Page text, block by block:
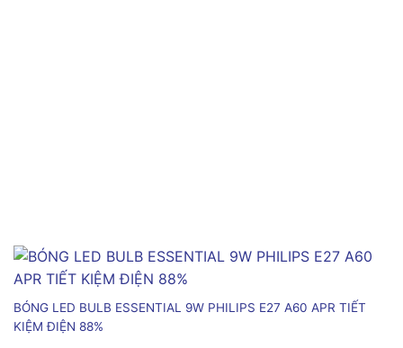
BÓNG LED BULB ESSENTIAL 9W PHILIPS E27 A60 APR TIẾT
KIỆM ĐIỆN 88%